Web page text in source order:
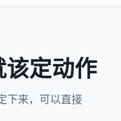
定动作
下来，可以直接